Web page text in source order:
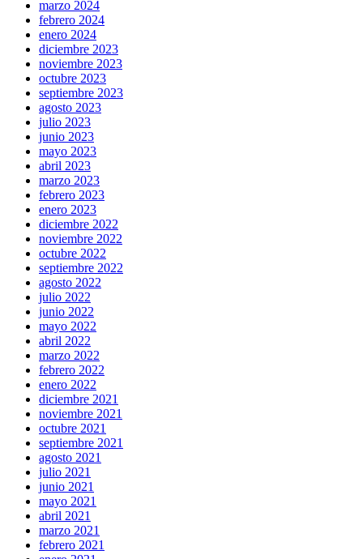
marzo 2024
febrero 2024
enero 2024
diciembre 2023
noviembre 2023
octubre 2023
septiembre 2023
agosto 2023
julio 2023
junio 2023
mayo 2023
abril 2023
marzo 2023
febrero 2023
enero 2023
diciembre 2022
noviembre 2022
octubre 2022
septiembre 2022
agosto 2022
julio 2022
junio 2022
mayo 2022
abril 2022
marzo 2022
febrero 2022
enero 2022
diciembre 2021
noviembre 2021
octubre 2021
septiembre 2021
agosto 2021
julio 2021
junio 2021
mayo 2021
abril 2021
marzo 2021
febrero 2021